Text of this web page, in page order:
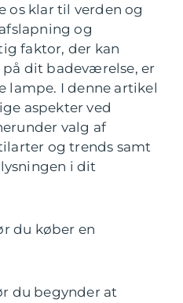
os klar til verden og
og
faktor, der kan
dit badeværelse, er
lampe. I denne artikel
aspekter ved
valg af
og trends samt
i dit
du køber en
du begynder at